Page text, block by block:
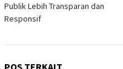
Publik Lebih Transparan dan
Responsif